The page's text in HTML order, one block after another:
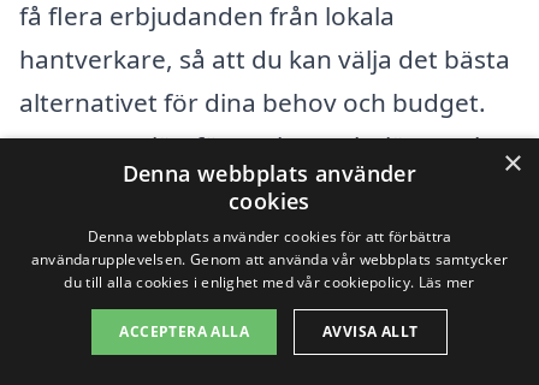
få flera erbjudanden från lokala
hantverkare, så att du kan välja det bästa
alternativet för dina behov och budget.
Genom att jämföra priser och tjänster kan
du säkerställa att du får högkvalitativt
arbete till ett rimligt pris.
Få 3 erbjudanden, gratis och utan
förpliktelser
×
Denna webbplats använder
cookies
Denna webbplats använder cookies för att förbättra
användarupplevelsen. Genom att använda vår webbplats samtycker
du till alla cookies i enlighet med vår cookiepolicy. Läs mer
ACCEPTERA ALLA AVVISA ALLT